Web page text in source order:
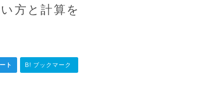
方と計算を
ト B! ブックマーク